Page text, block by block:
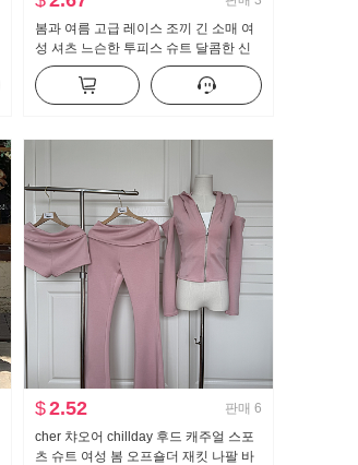
봄과 여름 고급 레이스 조끼 긴 소매 여
성 셔츠 느슨한 투피스 슈트 달콤한 신
선한
$2.52 판매 6
cher 챠오어 chillday 후드 캐주얼 스포
츠 슈트 여성 봄 오프숄더 재킷 나팔 바